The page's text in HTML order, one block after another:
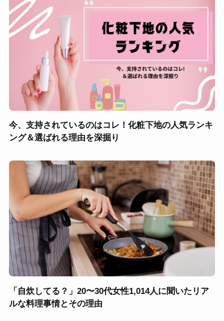
今、支持されているのはコレ！化粧下地の人気ランキ
ング＆選ばれる理由を深掘り
「自炊してる？」20〜30代女性1,014人に聞いたリア
ルな料理事情とその理由